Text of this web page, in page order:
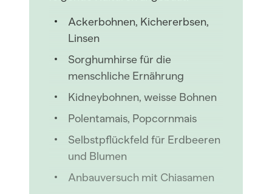
Ackerbohnen, Kichererbsen,
Linsen
Sorghumhirse für die
menschliche Ernährung
Kidneybohnen, weisse Bohnen
Polentamais, Popcornmais
Selbstpflückfeld für Erdbeeren
und Blumen
Anbauversuch mit Chiasamen